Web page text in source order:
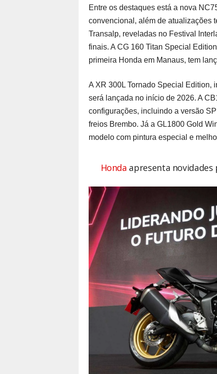
Entre os destaques está a nova
convencional, além de atualizações
Transalp, reveladas no Festival
finais. A CG 160 Titan Special
primeira Honda em Manaus, tem
A XR 300L Tornado Special Edition,
será lançada no início de 2026. A
configurações, incluindo a versão
freios Brembo. Já a GL1800 Gold
modelo com pintura especial e
Honda apresenta